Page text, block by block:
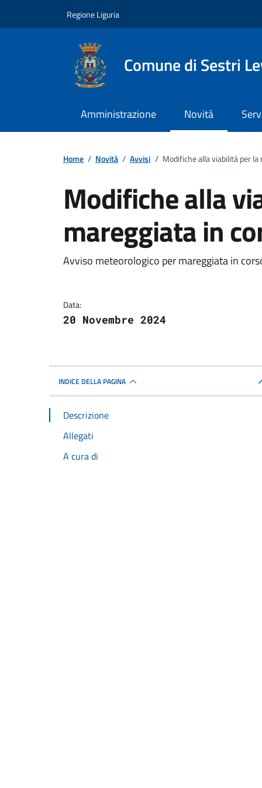
Regione Liguria
Comune di Sestri
Amministrazione Novità
Home / Novità / Avvisi / Modifiche alla viabilità per
Modifiche alla
mareggiata in
Dettagli della
Avviso meteorologico per mareggiata in
Data:
20 Novembre 2024
INDICE DELLA PAGINA
Descrizione
Allegati
A cura di